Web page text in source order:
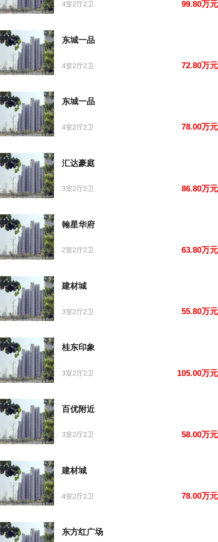
4室2厅2卫 99.80万元
东城一品
4室2厅2卫 72.80万元
东城一品
4室2厅2卫 78.00万元
汇达豪庭
3室2厅2卫 86.80万元
翰星华府
2室2厅2卫 63.80万元
建材城
3室2厅2卫 55.80万元
桂东印象
3室2厅2卫 105.00万元
百优附近
3室2厅2卫 58.00万元
建材城
4室2厅2卫 78.00万元
东方红广场